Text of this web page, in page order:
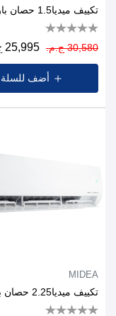
30,580 ج.م. 25,995 ج.م.
أضف للسلة
MIDEA